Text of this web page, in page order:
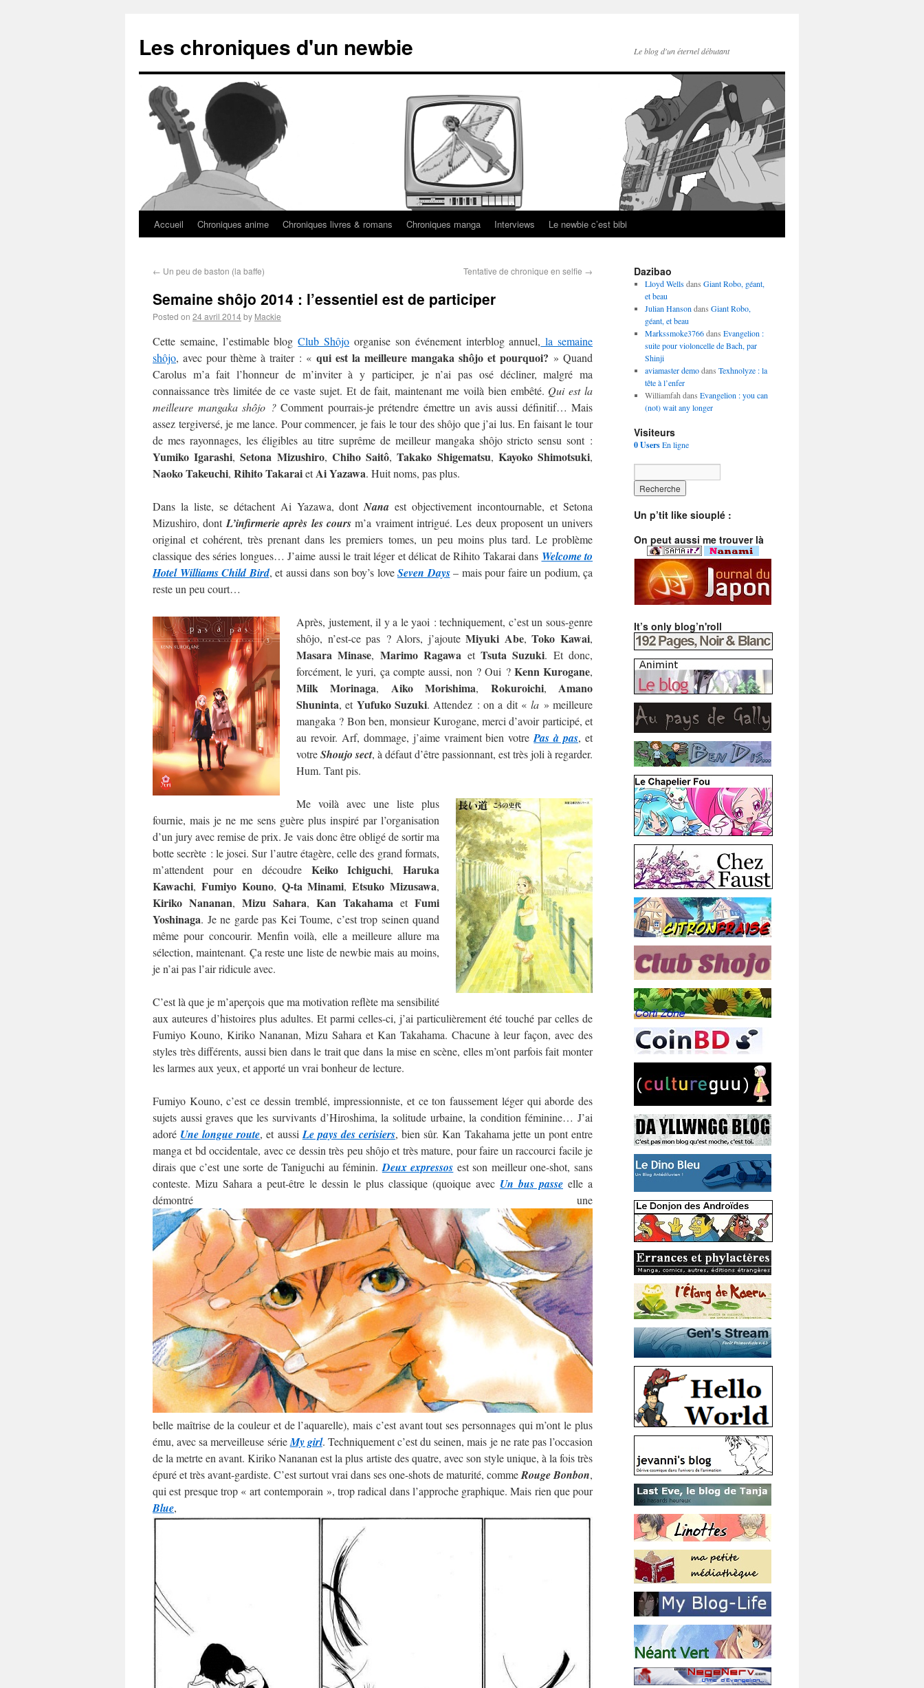
Les chroniques d'un newbie Le blog d'un éternel débutant
Accueil Chroniques anime Chroniques livres & romans Chroniques manga Interviews Le newbie c’est bibi
← Un peu de baston (la baffe) Tentative de chronique en selfie →
Semaine shôjo 2014 : l’essentiel est de participer
Posted on 24 avril 2014by Mackie
Cette semaine, l’estimable blogClub Shôjo organise son événement interblog annuel, la semaine
shôjo, avec pour thème à traiter : « qui est la meilleure mangaka shôjo et pourquoi? » Quand
Carolus m’a fait l’honneur de m’inviter à y participer, je n’ai pas osé décliner, malgré ma
connaissance très limitée de ce vaste sujet. Et de fait, maintenant me voilà bien embêté. Qui est la
meilleure mangaka shôjo ?Comment pourrais-je prétendre émettre un avis aussi définitif… Mais
assez tergiversé, je me lance. Pour commencer, je fais le tour des shôjo que j’ai lus. En faisant le tour
de mes rayonnages, les éligibles au titre suprême de meilleur mangaka shôjo stricto sensu sont :
Yumiko Igarashi,Setona Mizushiro, Chiho Saitô,Takako Shigematsu, Kayoko Shimotsuki,
NaokoTakeuchi, Rihito TakaraietAiYazawa. Huit noms, pas plus.
Dans la liste, se détachent Ai Yazawa, dontNana est objectivement incontournable, et Setona
Mizushiro, dont L’infirmerie après les coursm’a vraiment intrigué. Les deux proposent un univers
original et cohérent, très prenant dans les premiers tomes, un peu moins plus tard. Le problème
classique des séries longues… J’aime aussi le trait léger et délicat de Rihito Takarai dans Welcome to
Hotel Williams Child Bird, et aussi dans son boy’s loveSeven Days– mais pour faire un podium, ça
reste un peu court…
Après, justement, il y a le yaoi : techniquement, c’est un sous-genre
shôjo, n’est-ce pas ? Alors, j’ajouteMiyuki Abe,Toko Kawai,
Masara Minase, Marimo Ragawa et Tsuta Suzuki. Et donc,
forcément, le yuri, ça compte aussi, non ? Oui ? Kenn Kurogane,
Milk Morinaga, Aiko Morishima, Rokuroichi, Amano
Shuninta, et Yufuko Suzuki. Attendez : on a dit «la » meilleure
mangaka ? Bon ben, monsieur Kurogane, merci d’avoir participé, et
au revoir. Arf, dommage, j’aime vraiment bien votrePas à pas, et
votreShoujo sect, à défaut d’être passionnant, est très joli à regarder.
Hum. Tant pis.
Me voilà avec une liste plus
fournie, mais je ne me sens guère plus inspiré par l’organisation
d’un jury avec remise de prix. Je vais donc être obligé de sortir ma
botte secrète : le josei. Sur l’autre étagère, celle des grand formats,
m’attendent pour en découdre Keiko Ichiguchi,Haruka
Kawachi, Fumiyo Kouno, Q-ta Minami,Etsuko Mizusawa,
Kiriko Nananan, Mizu Sahara, Kan Takahama et Fumi
Yoshinaga. Je ne garde pas Kei Toume, c’est trop seinen quand
même pour concourir. Menfin voilà, elle a meilleure allure ma
sélection, maintenant. Ça reste une liste de newbie mais au moins,
je n’ai pas l’air ridicule avec.
C’est là que je m’aperçois que ma motivation reflète ma sensibilité
aux auteures d’histoires plus adultes. Et parmi celles-ci, j’ai particulièrement été touché par celles de
Fumiyo Kouno, Kiriko Nananan, Mizu Sahara et Kan Takahama. Chacune à leur façon, avec des
styles très différents, aussi bien dans le trait que dans la mise en scène, elles m’ont parfois fait monter
les larmes aux yeux, et apporté un vrai bonheur de lecture.
Fumiyo Kouno, c’est ce dessin tremblé, impressionniste, et ce ton faussement léger qui aborde des
sujets aussi graves que les survivants d’Hiroshima, la solitude urbaine, la condition féminine… J’ai
adoré Une longue route, et aussi Le pays des cerisiers, bien sûr. Kan Takahama jette un pont entre
manga et bd occidentale, avec ce dessin très peu shôjo et très mature, pour faire un raccourci facile je
dirais que c’est une sorte de Taniguchi au féminin. Deux expressos est son meilleur one-shot, sans
conteste. Mizu Sahara a peut-être le dessin le plus classique (quoique avec Un bus passe elle a
démontré une
belle maîtrise de la couleur et de l’aquarelle), mais c’est avant tout ses personnages qui m’ont le plus
ému, avec sa merveilleuse sérieMy girl. Techniquement c’est du seinen, mais je ne rate pas l’occasion
de la metrte en avant. Kiriko Nananan est la plus artiste des quatre, avec son style unique, à la fois très
épuré et très avant-gardiste. C’est surtout vrai dans ses one-shots de maturité, commeRouge Bonbon,
qui est presque trop « art contemporain », trop radical dans l’approche graphique. Mais rien que pour
Blue,
Dazibao
Lloyd Wellsdans Giant Robo, géant,
et beau
Julian Hanson dans Giant Robo,
géant, et beau
Markssmoke3766dans Evangelion :
suite pour violoncelle de Bach, par
Shinji
aviamaster demodans Texhnolyze : la
tête à l’enfer
Williamfah dans Evangelion : you can
(not) wait any longer
Visiteurs
0 UsersEn ligne
Un p’tit like siouplé :
On peut aussi me trouver là
It’s only blog’n'roll